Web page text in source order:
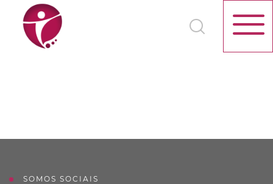
SOMOS SOCIAIS